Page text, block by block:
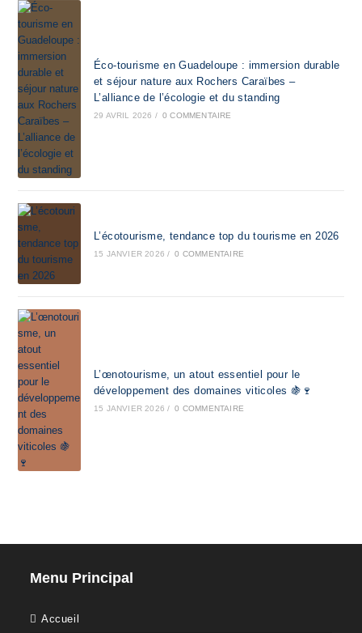
Éco-tourisme en Guadeloupe : immersion durable
et séjour nature aux Rochers Caraïbes –
L’alliance de l’écologie et du standing
29 AVRIL 2026 / 0 COMMENTAIRE
L’écotourisme, tendance top du tourisme en 2026
15 JANVIER 2026 / 0 COMMENTAIRE
L’œnotourisme, un atout essentiel pour le
développement des domaines viticoles 🍇🍷
15 JANVIER 2026 / 0 COMMENTAIRE
Menu Principal
Accueil